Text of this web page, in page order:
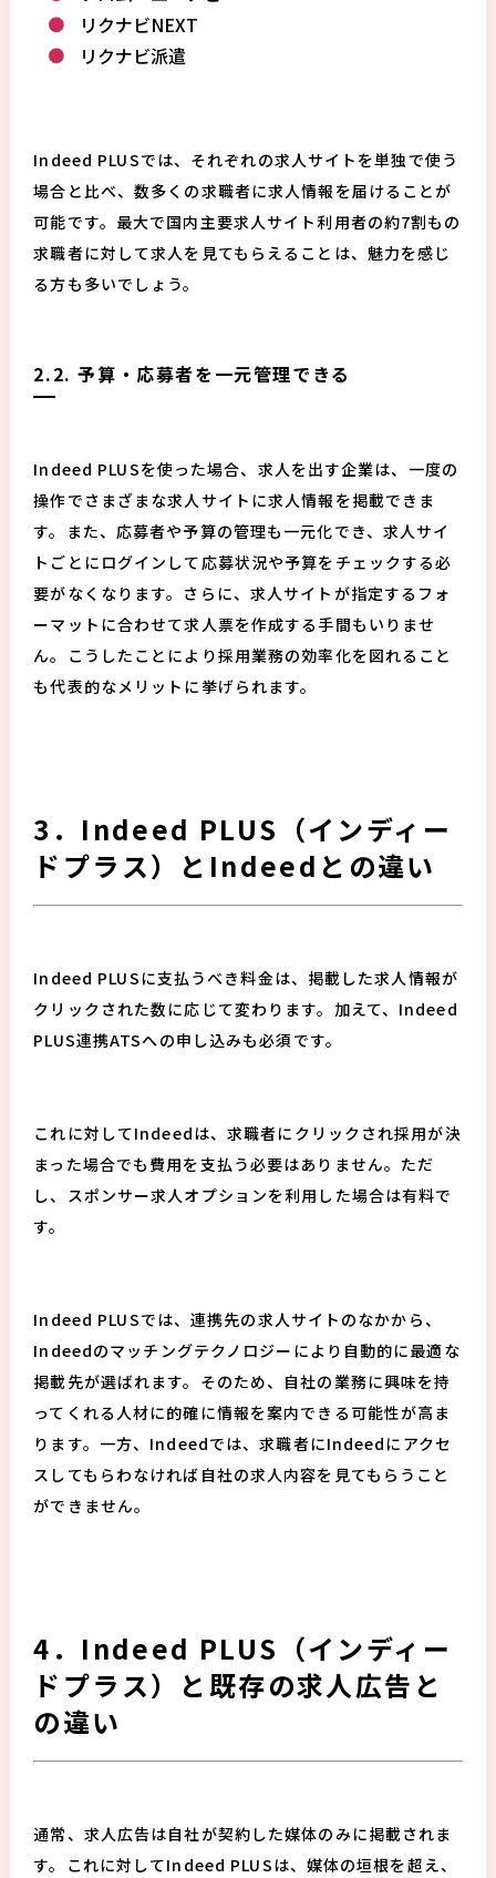
リクナビNEXT
リクナビ派遣
Indeed PLUSでは、それぞれの求人サイトを単独で使う
場合と比べ、数多くの求職者に求人情報を届けることが
可能です。最大で国内主要求人サイト利用者の約7割もの
求職者に対して求人を見てもらえることは、魅力を感じ
る方も多いでしょう。
2.2. 予算・応募者を一元管理できる
Indeed PLUSを使った場合、求人を出す企業は、一度の
操作でさまざまな求人サイトに求人情報を掲載できま
す。また、応募者や予算の管理も一元化でき、求人サイ
トごとにログインして応募状況や予算をチェックする必
要がなくなります。さらに、求人サイトが指定するフォ
ーマットに合わせて求人票を作成する手間もいりませ
ん。こうしたことにより採用業務の効率化を図れること
も代表的なメリットに挙げられます。
3．Indeed PLUS（インディー
ドプラス）とIndeedとの違い
Indeed PLUSに支払うべき料金は、掲載した求人情報が
クリックされた数に応じて変わります。加えて、Indeed
PLUS連携ATSへの申し込みも必須です。
これに対してIndeedは、求職者にクリックされ採用が決
まった場合でも費用を支払う必要はありません。ただ
し、スポンサー求人オプションを利用した場合は有料で
す。
Indeed PLUSでは、連携先の求人サイトのなかから、
Indeedのマッチングテクノロジーにより自動的に最適な
掲載先が選ばれます。そのため、自社の業務に興味を持
ってくれる人材に的確に情報を案内できる可能性が高ま
ります。一方、Indeedでは、求職者にIndeedにアクセ
スしてもらわなければ自社の求人内容を見てもらうこと
ができません。
4．Indeed PLUS（インディー
ドプラス）と既存の求人広告と
の違い
通常、求人広告は自社が契約した媒体のみに掲載されま
す。これに対してIndeed PLUSは、媒体の垣根を超え、